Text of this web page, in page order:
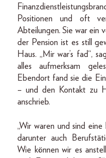
Positionen und oft
Abteilungen. Sie war ein
der Pension ist es still
Haus. „Mir war’s fad“,
alles aufmerksam
Ebendort fand sie die
– und den Kontakt zu
anschrieb.
„Wir waren und sind
darunter auch
Wie können wir es